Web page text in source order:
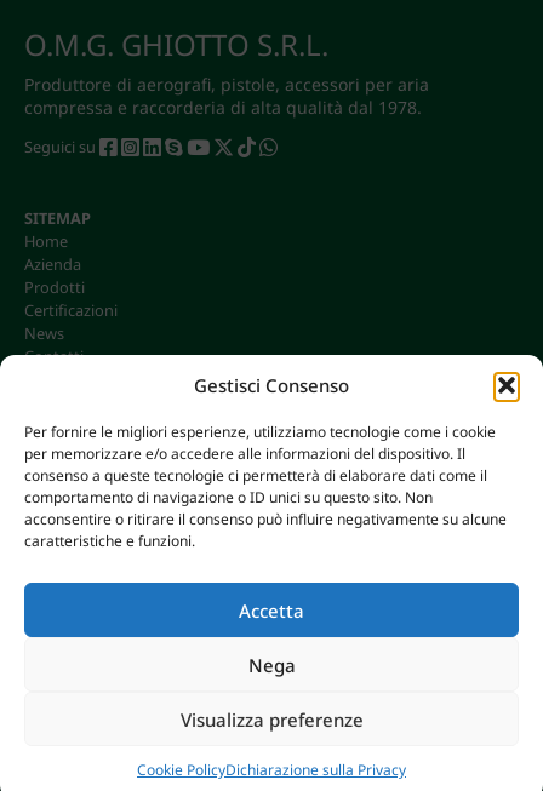
Gestisci Consenso
Per fornire le migliori esperienze, utilizziamo tecnologie come i cookie
per memorizzare e/o accedere alle informazioni del dispositivo. Il
consenso a queste tecnologie ci permetterà di elaborare dati come il
comportamento di navigazione o ID unici su questo sito. Non
acconsentire o ritirare il consenso può influire negativamente su alcune
caratteristiche e funzioni.
Accetta
Nega
Visualizza preferenze
Cookie PolicyDichiarazione sulla Privacy
Breaking
CHIUSURA ESTIVA 2026
O.M.G. GHIOTTO S.R.L.
Produttore di aerografi, pistole, accessori per aria
compressa e raccorderia di alta qualità dal 1978.
Seguici su
SITEMAP
Home
Azienda
Prodotti
Certificazioni
News
Contatti
CONTATTI
info@omgonline.it
Tel:+39 0444 400671
36040 Brendola (VI) - Italy
AXERA WEB & DIGITAL| PRIVACY E COOKIE POLICY